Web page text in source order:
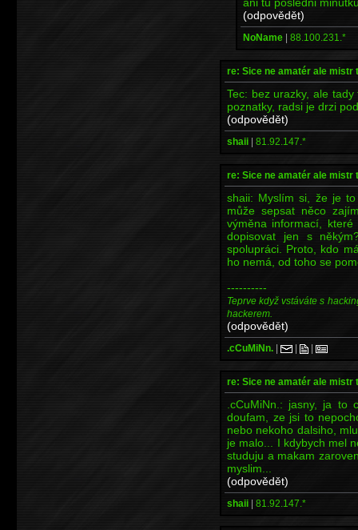
(odpovědět)
NoName | 88.100.231.*
re: Sice ne amatér ale mistr
Tec: bez urazky, ale
poznatky, radsi je drzi
(odpovědět)
shaii | 81.92.147.*
re: Sice ne amatér ale mistr
shaii: Myslím si, že je
může sepsat něco
výměna informací,
dopisovat jen s
spolupráci. Proto, kdo
ho nemá, od toho se
----------
Teprve když vstáváte s
hackerem.
(odpovědět)
.cCuMiNn. | | |
re: Sice ne amatér ale mistr
.cCuMiNn.: jasny, ja to
doufam, ze jsi to
nebo nekoho dalsiho,
je malo... I kdybych mel
studuju a makam
myslim...
(odpovědět)
shaii | 81.92.147.*